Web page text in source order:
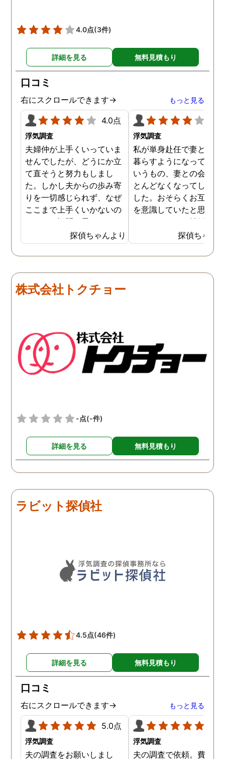
ケアもしてもらったり色々
4.0点(3件)
詳細を見る 無料見積もり
口コミ
右にスクロールできます→ もっと見る
4.0点
浮気調査
夫婦仲が上手くいっていま
せんでしたが、どうにか立
て直そうと努力もしまし
た。しかし夫からの歩み寄
りを一切感じられず、なぜ
ここまで上手くいかないの
だろうと疑問に思っていま
した。ある時友人に夫に女
がいるのではと言われ、い
ろいろ腑に落ちた部分があ
不倫調査を依頼すると、や
はり夫は不倫をしており、
の会社の同期の人で、私と
結婚する前からの知り合い
のようです。ひょっとした
ら夫は元々その女性のこと
が好きだったのかもしれま
した気がするので、少しず
合いをしていきたいと思い
ます。
探偵ちゃんより
浮気調査
私が単身赴任で妻と離れ
暮らすようになってから
いうもの、妻との会話は
とんどなくなってしまい
した。おそらくお互い離
を意識していたと思うの
すが、このまま離婚の話
進めると仕事ばかりして
族との時間を大切にでき
かった私が不利になる可
から不倫疑惑があり見て
日常生活を見張ってもら
と、私が単身赴任でいな
ことをいいことに、頻繁
で揉めなければこの証拠
表に出すことはありませ
が、あまりにも私が不利
条件になりそうならば有
を言わさず突き付けてや
探偵ちゃん
株式会社トクチョー
-点(-件)
詳細を見る 無料見積もり
ラビット探偵社
4.5点(46件)
詳細を見る 無料見積もり
口コミ
右にスクロールできます→ もっと見る
5.0点
浮気調査
夫の調査をお願いしまし
浮気調査
夫の調査で依頼。費用や